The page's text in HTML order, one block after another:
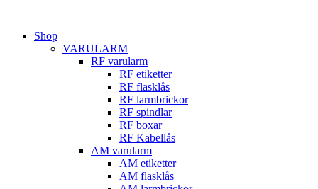
innehållShop
VARULARM
RF varularm
RF etiketter
RF flasklås
RF larmbrickor
RF spindlar
RF boxar
RF Kabellås
AM varularm
AM etiketter
AM flasklås